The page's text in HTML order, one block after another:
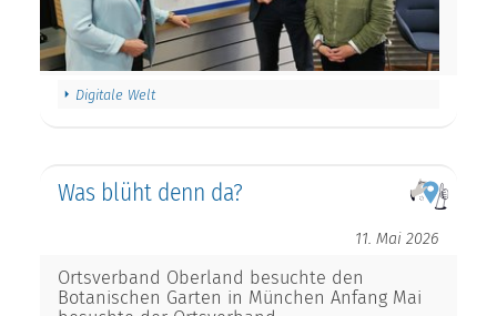
Digitale Welt
Was blüht denn da?
11. Mai 2026
Ortsverband Oberland besuchte den
Botanischen Garten in München Anfang Mai